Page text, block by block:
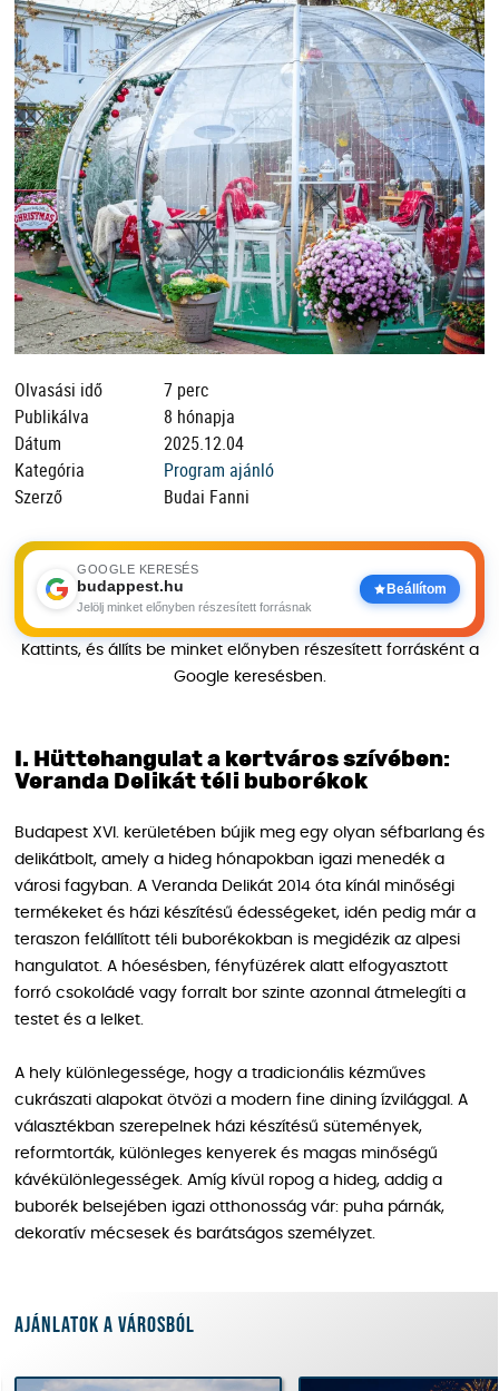
Olvasási idő
7 perc
Publikálva
8 hónapja
Dátum
2025.12.04
Kategória
Program ajánló
Szerző
Budai Fanni
GOOGLE KERESÉS
budappest.hu
Jelölj minket előnyben részesített forrásnak
Beállítom
Kattints, és állíts be minket előnyben részesített forrásként a
Google keresésben.
I. Hüttehangulat a kertváros szívében:
Veranda Delikát téli buborékok
Budapest XVI. kerületében bújik meg egy olyan séfbarlang és
delikátbolt, amely a hideg hónapokban igazi menedék a
városi fagyban. A Veranda Delikát 2014 óta kínál minőségi
termékeket és házi készítésű édességeket, idén pedig már a
teraszon felállított téli buborékokban is megidézik az alpesi
hangulatot. A hóesésben, fényfüzérek alatt elfogyasztott
forró csokoládé vagy forralt bor szinte azonnal átmelegíti a
testet és a lelket.
A hely különlegessége, hogy a tradicionális kézműves
cukrászati alapokat ötvözi a modern fine dining ízvilággal. A
választékban szerepelnek házi készítésű sütemények,
reformtorták, különleges kenyerek és magas minőségű
kávékülönlegességek. Amíg kívül ropog a hideg, addig a
buborék belsejében igazi otthonosság vár: puha párnák,
dekoratív mécsesek és barátságos személyzet.
Ajánlatok a városból